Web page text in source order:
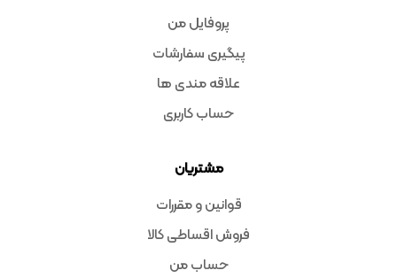
پروفایل من
پیگیری سفارشات
علاقه مندی ها
حساب کاربری
مشتریان
قوانین و مقررات
فروش اقساطی کالا
حساب من